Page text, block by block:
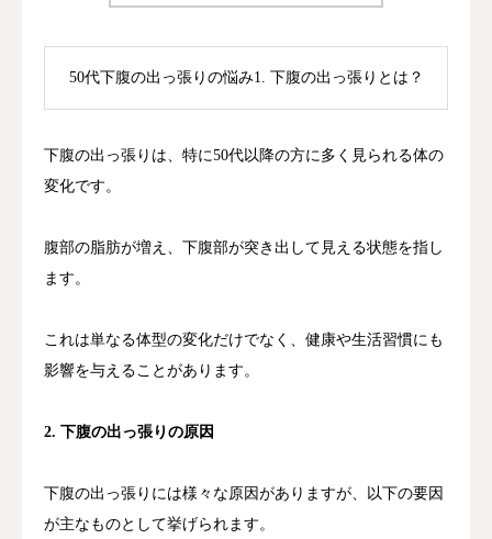
50代下腹の出っ張りの悩み1. 下腹の出っ張りとは？
下腹の出っ張りは、特に50代以降の方に多く見られる体の
変化です。
腹部の脂肪が増え、下腹部が突き出して見える状態を指し
ます。
これは単なる体型の変化だけでなく、健康や生活習慣にも
影響を与えることがあります。
2. 下腹の出っ張りの原因
下腹の出っ張りには様々な原因がありますが、以下の要因
が主なものとして挙げられます。
スタッフ
アクセス